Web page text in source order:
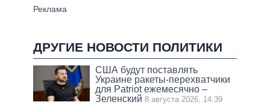
ДРУГИЕ НОВОСТИ ПОЛИТИКИ
США будут поставлять
Украине ракеты-перехватчики
для Patriot ежемесячно –
Зеленский 8 августа 2026, 14:39